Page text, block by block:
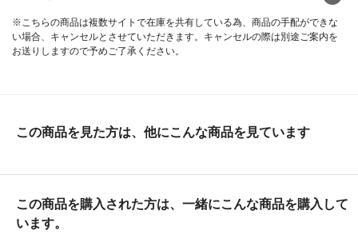
※こちらの商品は複数サイトで在庫を共有している為、商品の手配ができな
い場合、キャンセルとさせていただきます。キャンセルの際は別途ご案内を
お送りしますので予めご了承ください。
この商品を見た方は、他にこんな商品を見ています
この商品を購入された方は、一緒にこんな商品を購入して
います。